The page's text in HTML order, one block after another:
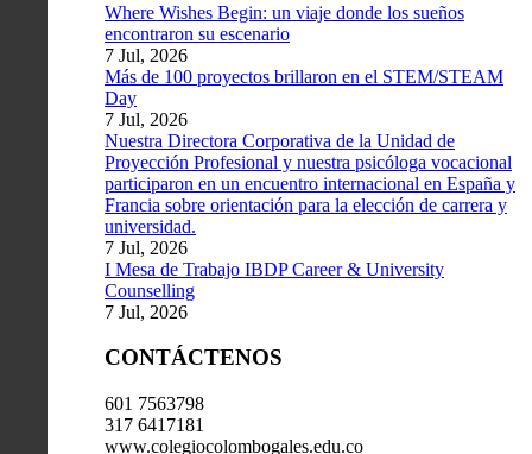
Where Wishes Begin: un viaje donde los sueños
encontraron su escenario
7 Jul, 2026
Más de 100 proyectos brillaron en el STEM/STEAM
Day
7 Jul, 2026
Nuestra Directora Corporativa de la Unidad de
Proyección Profesional y nuestra psicóloga vocacional
participaron en un encuentro internacional en España y
Francia sobre orientación para la elección de carrera y
universidad.
7 Jul, 2026
I Mesa de Trabajo IBDP Career & University
Counselling
7 Jul, 2026
CONTÁCTENOS
601 7563798
317 6417181
www.colegiocolombogales.edu.co